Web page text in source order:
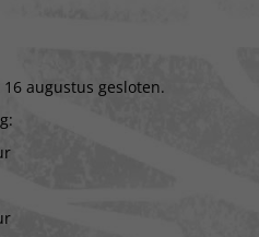
augustus gesloten.